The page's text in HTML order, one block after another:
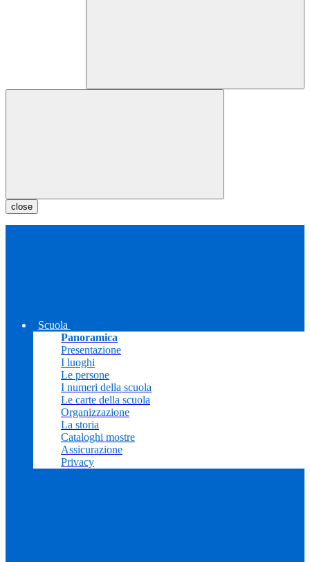
close
Scuola
Panoramica
Presentazione
I luoghi
Le persone
I numeri della scuola
Le carte della scuola
Organizzazione
La storia
Cataloghi mostre
Assicurazione
Privacy